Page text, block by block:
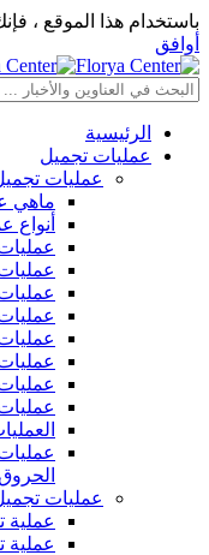
باستخدام هذا الموقع ،
أوافق
الرئيسية
عمليات تجميل
عمليات
ماهي
أنواع
الحروق
عمليات
عملية
عملية